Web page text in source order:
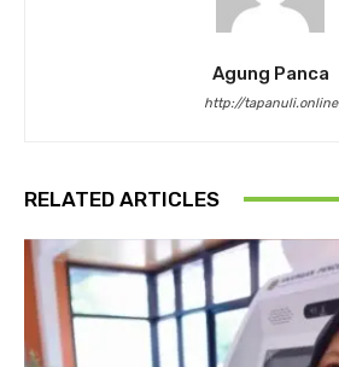
Agung Panca
http://tapanuli.online
RELATED ARTICLES